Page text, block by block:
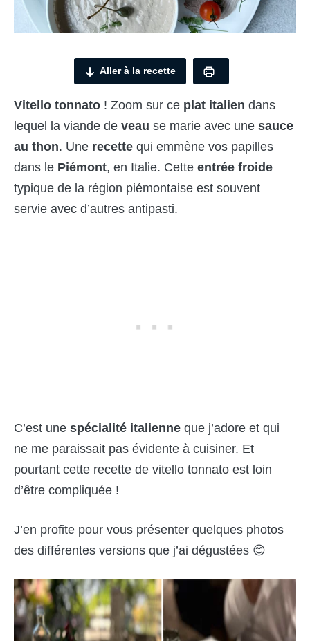
Aller à la recette
Vitello tonnato ! Zoom sur ce plat italien dans
lequel la viande de veau se marie avec une sauce
au thon. Une recette qui emmène vos papilles
dans le Piémont, en Italie. Cette entrée froide
typique de la région piémontaise est souvent
servie avec d’autres antipasti.
C’est une spécialité italienne que j’adore et qui
ne me paraissait pas évidente à cuisiner. Et
pourtant cette recette de vitello tonnato est loin
d’être compliquée !
J’en profite pour vous présenter quelques photos
des différentes versions que j’ai dégustées 😊